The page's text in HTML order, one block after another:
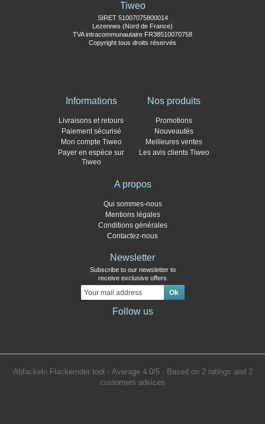
Tiweo
SIRET 51007075800014
Lezennes (Nord de France)
TVA intracommunautaire FR38510070758
Copyright tous droits réservés
Informations
Livraisons et retours
Paiement sécurisé
Mon compte Tiweo
Payer en espèce sur
Tiweo
Nos produits
Promotions
Nouveautés
Meilleures ventes
Les avis clients Tiweo
A propos
Qui sommes-nous
Mentions légales
Conditions générales
Contactez-nous
Newsletter
Subscribe to our newsletter to
receive exclusive offers
Follow us
Abfackeln Flackernder tool - Average 4.0/5- Based on 2ratings and 2
customers advices